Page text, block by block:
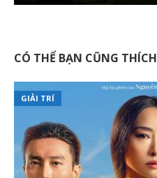
CÓ THỂ BẠN CŨNG THÍCH
GIẢI TRÍ